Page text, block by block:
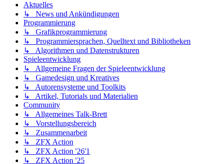
Aktuelles
↳ News und Ankündigungen
Programmierung
↳ Grafikprogrammierung
↳ Programmiersprachen, Quelltext und Bibliotheken
↳ Algorithmen und Datenstrukturen
Spieleentwicklung
↳ Allgemeine Fragen der Spieleentwicklung
↳ Gamedesign und Kreatives
↳ Autorensysteme und Toolkits
↳ Artikel, Tutorials und Materialien
Community
↳ Allgemeines Talk-Brett
↳ Vorstellungsbereich
↳ Zusammenarbeit
↳ ZFX Action
↳ ZFX Action '26'1
↳ ZFX Action '25